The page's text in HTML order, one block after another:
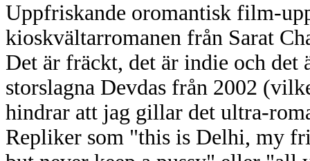
Uppfriskande oromantisk film-
kioskvältarromanen från Sarat
Det är fräckt, det är indie och det
storslagna Devdas från 2002
hindrar att jag gillar det ultra-
Repliker som "this is Delhi, my